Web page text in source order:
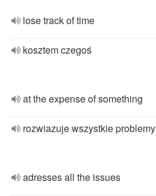
lose track of time
kosztem czegoś
at the expense of something
rozwiazuje wszystkie problemy
adresses all the issues